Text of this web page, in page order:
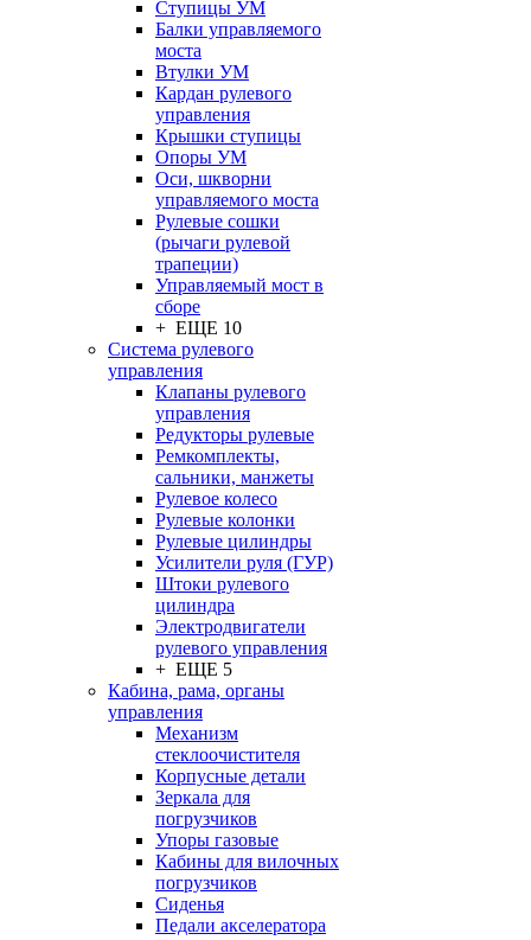
Ступицы УМ
Балки управляемого
моста
Втулки УМ
Кардан рулевого
управления
Крышки ступицы
Опоры УМ
Оси, шкворни
управляемого моста
Рулевые сошки
(рычаги рулевой
трапеции)
Управляемый мост в
сборе
+ ЕЩЕ 10
Система рулевого
управления
Клапаны рулевого
управления
Редукторы рулевые
Ремкомплекты,
сальники, манжеты
Рулевое колесо
Рулевые колонки
Рулевые цилиндры
Усилители руля (ГУР)
Штоки рулевого
цилиндра
Электродвигатели
рулевого управления
+ ЕЩЕ 5
Кабина, рама, органы
управления
Механизм
стеклоочистителя
Корпусные детали
Зеркала для
погрузчиков
Упоры газовые
Кабины для вилочных
погрузчиков
Сиденья
Педали акселератора